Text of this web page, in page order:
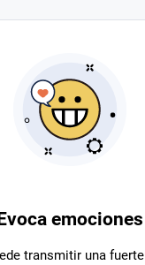
emociones
transmitir una